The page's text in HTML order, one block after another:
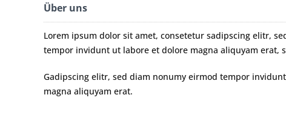
Über uns
Lorem ipsum dolor sit amet, consetetur sadipscing elitr,
tempor invidunt ut labore et dolore magna aliquyam erat,
Gadipscing elitr, sed diam nonumy eirmod tempor
magna aliquyam erat.